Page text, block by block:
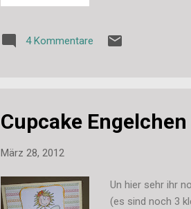
kann es nur
4 Kommentare
Cupcake Engelchen
März 28, 2012
Un hier sehr ihr
(es sind noch 3